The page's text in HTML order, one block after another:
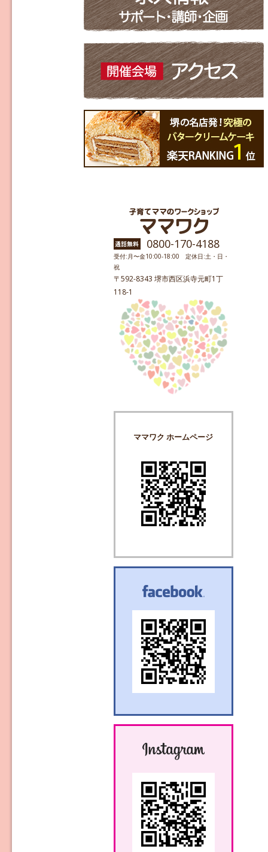
0800-170-4188
受付:月〜金10:00-18:00 定休日:土・日・
祝
〒592-8343 堺市西区浜寺元町1丁
118-1
ママワク ホームページ